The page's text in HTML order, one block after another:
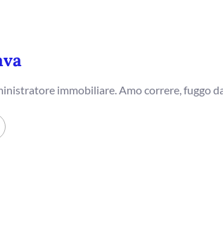
immobiliare. Amo correre, fuggo